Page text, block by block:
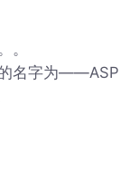
。
名字为——ASP